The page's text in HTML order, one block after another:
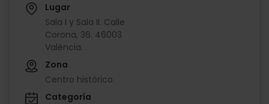
Lugar
Sala I y Sala II. Calle
Corona, 36. 46003
València.
Zona
Centro histórico
Categoría